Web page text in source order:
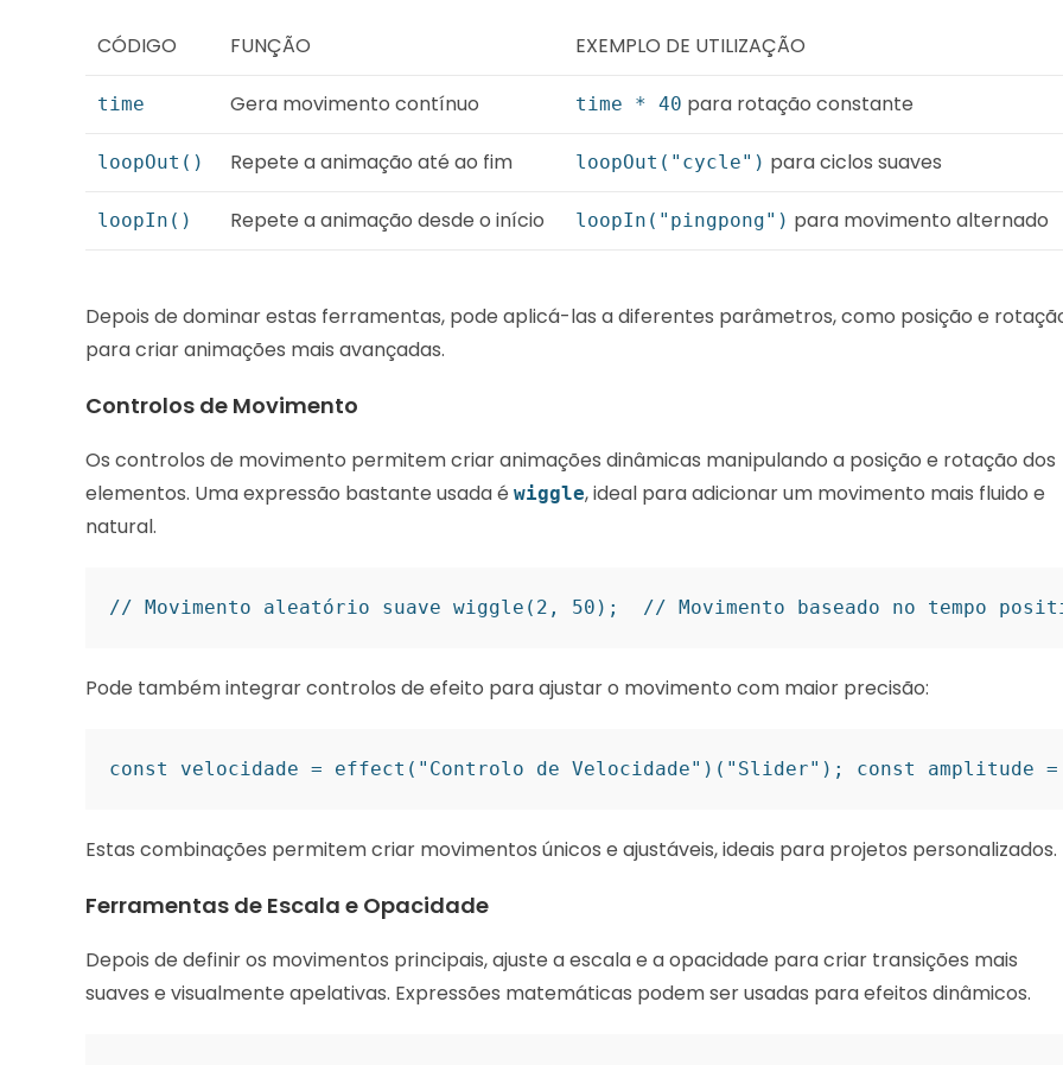
CÓDIGO FUNÇÃO EXEMPLO DE UTILIZAÇÃO
time Gera movimento contínuo time * 40 para rotação constante
loopOut() Repete a animação até ao fim loopOut("cycle") para ciclos suaves
loopIn() Repete a animação desde o início loopIn("pingpong") para movimento alternado
Depois de dominar estas ferramentas, pode aplicá-las a diferentes parâmetros, como posição e
para criar animações mais avançadas.
Controlos de Movimento
Os controlos de movimento permitem criar animações dinâmicas manipulando a posição e rotação dos
elementos. Uma expressão bastante usada é wiggle, ideal para adicionar um movimento mais fluido e
natural.
// Movimento aleatório suave wiggle(2, 50);  // Movimento baseado no tempo
Pode também integrar controlos de efeito para ajustar o movimento com maior precisão:
const velocidade = effect("Controlo de Velocidade")("Slider"); const
Estas combinações permitem criar movimentos únicos e ajustáveis, ideais para projetos personalizados.
Ferramentas de Escala e Opacidade
Depois de definir os movimentos principais, ajuste a escala e a opacidade para criar transições mais
suaves e visualmente apelativas. Expressões matemáticas podem ser usadas para efeitos dinâmicos.